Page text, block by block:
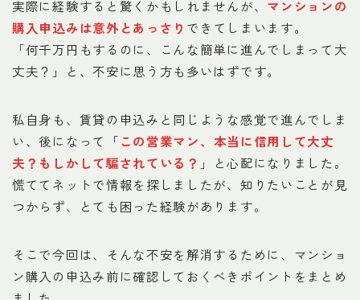
実際に経験すると驚くかもしれませんが、 マンションの
購入申込みは意外とあっさり できてしまいます。
「何千万円もするのに、こんな簡単に進んでしまって大
丈夫？」と、不安に思う方も多いはずです。
私自身も、賃貸の申込みと同じような感覚で進んでしま
い、後になって「この営業マン、本当に信用して大丈
夫？もしかして騙されている？ 」と心配になりました。
慌ててネットで情報を探しましたが、知りたいことが見
つからず、とても困った経験があります。
そこで今回は、そんな不安を解消するために、マンショ
ン購入の申込み前に確認しておくべきポイントをまとめ